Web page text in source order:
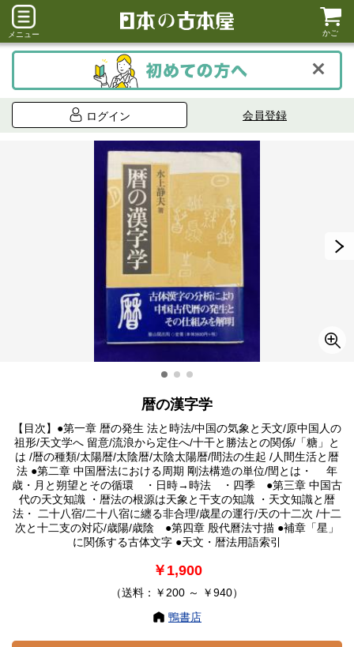
メニュー かご
ログイン 会員登録
暦の漢字学
【目次】●第一章 暦の発生 法と時法/中国の気象と天文/原中国人の
祖形/天文学へ 留意/流浪から定住へ/十干と勝法との関係/「糖」と
は /暦の種類/太陽暦/太陰暦/太陰太陽暦/間法の生起 /人間生活と暦
法 ●第二章 中国暦法における周期 剛法構造の単位/閏とは・ 年
歳・月と朔望とその循環 ・日時→時法 ・四季 ●第三章 中国古
代の天文知識 ・暦法の根源は天象と干支の知識 ・天文知識と暦
法・ 二十八宿/二十八宿に纏る非合理/歳星の運行/天の十二次 /十二
次と十二支の対応/歳陽/歳陰 ●第四章 殷代曆法寸描 ●補章「星」
に関係する古体文字 ●天文・暦法用語索引
￥1,900
（送料：￥200 ～ ￥940）
鴨書店